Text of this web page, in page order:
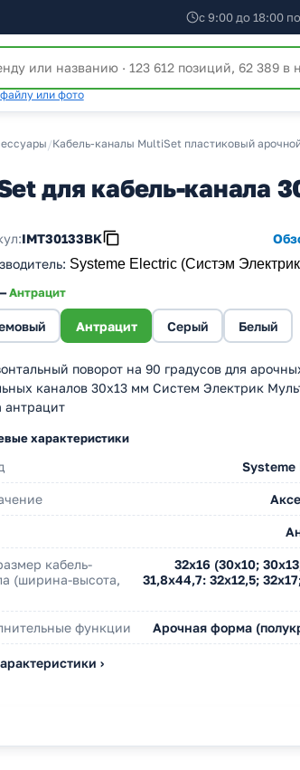
с 9:00 до 18:00
или фото
/Кабель-каналы MultiSet пластиковый
для кабель-канала
IMT30133BK
: Systeme Electric (Систэм
Антрацит
Антрацит Серый Белый
поворот на 90 градусов для
каналов 30х13 мм Систем Электрик
антрацит
характеристики
кабель-
(ширина-высота,
32х16 (30х10;
31,8х44,7: 32х12,5;
функции Арочная форма
›